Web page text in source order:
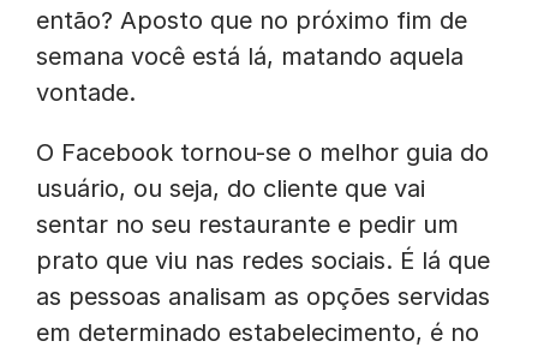
então? Aposto que no próximo fim de
semana você está lá, matando aquela
vontade.
O Facebook tornou-se o melhor guia do
usuário, ou seja, do cliente que vai
sentar no seu restaurante e pedir um
prato que viu nas redes sociais. É lá que
as pessoas analisam as opções servidas
em determinado estabelecimento, é no